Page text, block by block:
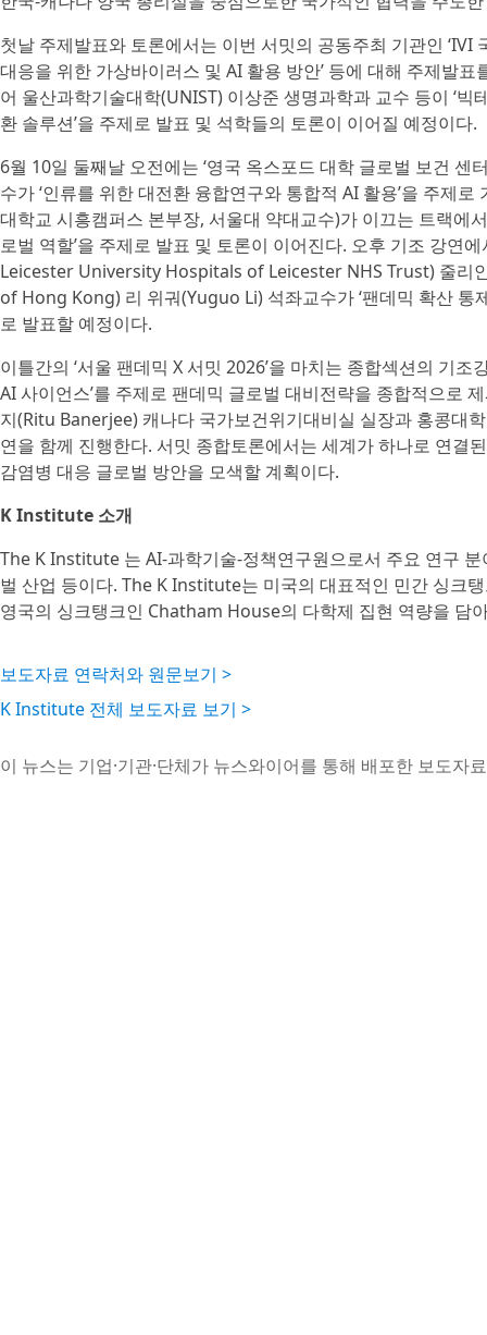
첫날 주제발표와 토론에서는 이번 서밋의 공동주최 기관인 ‘IVI
대응을 위한 가상바이러스 및 AI 활용 방안’ 등에 대해 주제발
어 울산과학기술대학(UNIST) 이상준 생명과학과 교수 등이 ‘
환 솔루션’을 주제로 발표 및 석학들의 토론이 이어질 예정이다.
6월 10일 둘째날 오전에는 ‘영국 옥스포드 대학 글로벌 보건
수가 ‘인류를 위한 대전환 융합연구와 통합적 AI 활용’을 주제
대학교 시흥캠퍼스 본부장, 서울대 약대교수)가 이끄는 트랙에
로벌 역할’을 주제로 발표 및 토론이 이어진다. 오후 기조 강연
Leicester University Hospitals of Leicester NHS Trust) 줄리
of Hong Kong) 리 위궈(Yuguo Li) 석좌교수가 ‘팬데믹 확산 통
로 발표할 예정이다.
이틀간의 ‘서울 팬데믹 X 서밋 2026’을 마치는 종합섹션의 기
AI 사이언스’를 주제로 팬데믹 글로벌 대비전략을 종합적으로
지(Ritu Banerjee) 캐나다 국가보건위기대비실 실장과 홍콩대
연을 함께 진행한다. 서밋 종합토론에서는 세계가 하나로 연결
감염병 대응 글로벌 방안을 모색할 계획이다.
K Institute 소개
The K Institute 는 AI-과학기술-정책연구원으로서 주요 연구
벌 산업 등이다. The K Institute는 미국의 대표적인 민간 싱크
영국의 싱크탱크인 Chatham House의 다학제 집현 역량을 담
보도자료 연락처와 원문보기 >
K Institute 전체 보도자료 보기 >
이 뉴스는 기업·기관·단체가 뉴스와이어를 통해 배포한 보도자